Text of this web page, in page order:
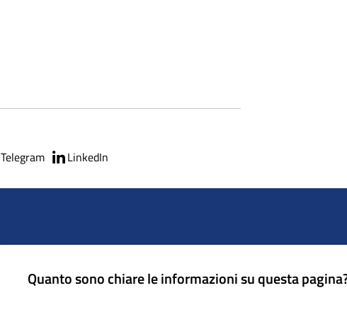
Telegram LinkedIn
Quanto sono chiare le informazioni su questa